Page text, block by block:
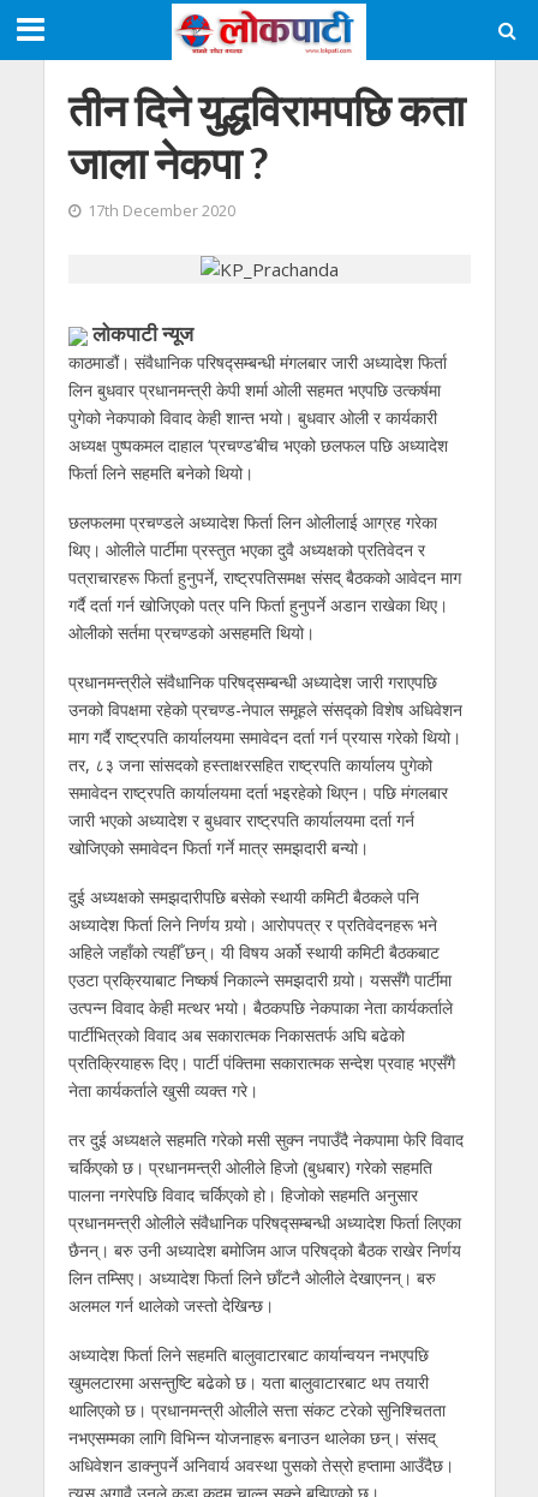
तीन दिने युद्धविरामपछि कता
जाला नेकपा ?
17th December 2020
लोकपाटी न्यूज
काठमाडौं। संवैधानिक परिषद्सम्बन्धी मंगलबार जारी अध्यादेश फिर्ता
लिन बुधवार प्रधानमन्त्री केपी शर्मा ओली सहमत भएपछि उत्कर्षमा
पुगेको नेकपाको विवाद केही शान्त भयो। बुधवार ओली र कार्यकारी
अध्यक्ष पुष्पकमल दाहाल ‘प्रचण्ड’बीच भएको छलफल पछि अध्यादेश
फिर्ता लिने सहमति बनेको थियो।
छलफलमा प्रचण्डले अध्यादेश फिर्ता लिन ओलीलाई आग्रह गरेका
थिए। ओलीले पार्टीमा प्रस्तुत भएका दुवै अध्यक्षको प्रतिवेदन र
पत्राचारहरू फिर्ता हुनुपर्ने, राष्ट्रपतिसमक्ष संसद् बैठकको आवेदन माग
गर्दै दर्ता गर्न खोजिएको पत्र पनि फिर्ता हुनुपर्ने अडान राखेका थिए।
ओलीको सर्तमा प्रचण्डको असहमति थियो।
प्रधानमन्त्रीले संवैधानिक परिषद्सम्बन्धी अध्यादेश जारी गराएपछि
उनको विपक्षमा रहेको प्रचण्ड-नेपाल समूहले संसद्को विशेष अधिवेशन
माग गर्दै राष्ट्रपति कार्यालयमा समावेदन दर्ता गर्न प्रयास गरेको थियो।
तर, ८३ जना सांसदको हस्ताक्षरसहित राष्ट्रपति कार्यालय पुगेको
समावेदन राष्ट्रपति कार्यालयमा दर्ता भइरहेको थिएन। पछि मंगलबार
जारी भएको अध्यादेश र बुधवार राष्ट्रपति कार्यालयमा दर्ता गर्न
खोजिएको समावेदन फिर्ता गर्ने मात्र समझदारी बन्यो।
दुई अध्यक्षको समझदारीपछि बसेको स्थायी कमिटी बैठकले पनि
अध्यादेश फिर्ता लिने निर्णय गर्‍यो। आरोपपत्र र प्रतिवेदनहरू भने
अहिले जहाँको त्यहीँ छन्। यी विषय अर्को स्थायी कमिटी बैठकबाट
एउटा प्रक्रियाबाट निष्कर्ष निकाल्ने समझदारी गर्‍यो। यससँगै पार्टीमा
उत्पन्न विवाद केही मत्थर भयो। बैठकपछि नेकपाका नेता कार्यकर्ताले
पार्टीभित्रको विवाद अब सकारात्मक निकासतर्फ अघि बढेको
प्रतिक्रियाहरू दिए। पार्टी पंक्तिमा सकारात्मक सन्देश प्रवाह भएसँगै
नेता कार्यकर्ताले खुसी व्यक्त गरे।
तर दुई अध्यक्षले सहमति गरेको मसी सुक्न नपाउँदै नेकपामा फेरि विवाद
चर्किएको छ। प्रधानमन्त्री ओलीले हिजो (बुधबार) गरेको सहमति
पालना नगरेपछि विवाद चर्किएको हो। हिजोको सहमति अनुसार
प्रधानमन्त्री ओलीले संवैधानिक परिषद्सम्बन्धी अध्यादेश फिर्ता लिएका
छैनन्। बरु उनी अध्यादेश बमोजिम आज परिषद्को बैठक राखेर निर्णय
लिन तम्सिए। अध्यादेश फिर्ता लिने छाँटनै ओलीले देखाएनन्। बरु
अलमल गर्न थालेको जस्तो देखिन्छ।
अध्यादेश फिर्ता लिने सहमति बालुवाटारबाट कार्यान्वयन नभएपछि
खुमलटारमा असन्तुष्टि बढेको छ। यता बालुवाटारबाट थप तयारी
थालिएको छ। प्रधानमन्त्री ओलीले सत्ता संकट टरेको सुनिश्चितता
नभएसम्मका लागि विभिन्न योजनाहरू बनाउन थालेका छन्। संसद्
अधिवेशन डाक्नुपर्ने अनिवार्य अवस्था पुसको तेस्रो हप्तामा आउँदैछ।